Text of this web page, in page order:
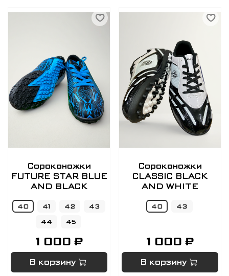
Сороконожки
FUTURE STAR BLUE
AND BLACK
40 41 42
43
44
45
1 000 ₽
В корзину
Сороконожки
CLASSIC BLACK
AND WHITE
40 43
1 000 ₽
В корзину